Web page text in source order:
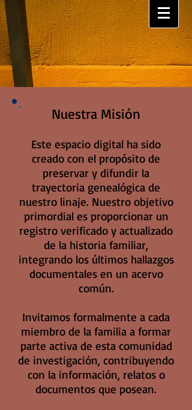
Nuestra Misión
Este espacio digital ha sido
creado con el propósito de
preservar y difundir la
trayectoria genealógica de
nuestro linaje. Nuestro objetivo
primordial es proporcionar un
registro verificado y actualizado
de la historia familiar,
integrando los últimos hallazgos
documentales en un acervo
común.
Invitamos formalmente a cada
miembro de la familia a formar
parte activa de esta comunidad
de investigación, contribuyendo
con la información, relatos o
documentos que posean.